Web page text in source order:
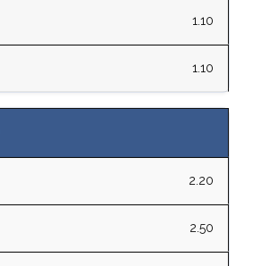
1.10
1.10
2.20
2.50